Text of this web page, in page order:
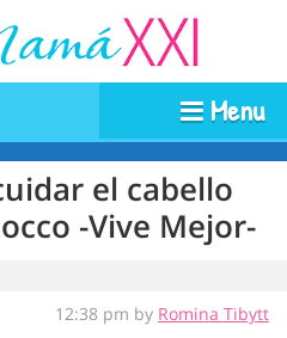
Menu
el cabello
-Vive Mejor-
12:38 pm by Romina Tibytt